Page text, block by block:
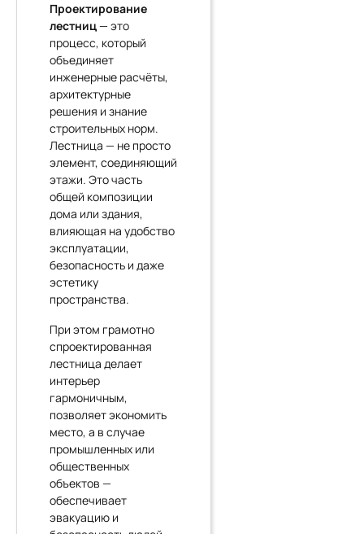
Проектирование
лестниц— это
процесс, который
объединяет
инженерные расчёты,
архитектурные
решения и знание
строительных норм.
Лестница — не просто
элемент, соединяющий
этажи. Это часть
общей композиции
дома или здания,
влияющая на удобство
эксплуатации,
безопасность и даже
эстетику
пространства.
При этом грамотно
спроектированная
лестница делает
интерьер
гармоничным,
позволяет экономить
место, а в случае
промышленных или
общественных
объектов —
обеспечивает
эвакуацию и